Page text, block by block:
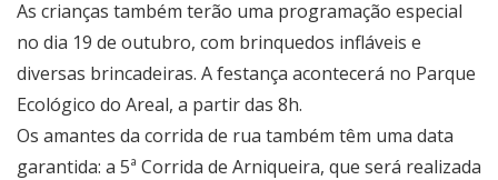
As crianças também terão uma programação especial
no dia 19 de outubro, com brinquedos infláveis e
diversas brincadeiras. A festança acontecerá no Parque
Ecológico do Areal, a partir das 8h.
Os amantes da corrida de rua também têm uma data
garantida: a 5ª Corrida de Arniqueira, que será realizada